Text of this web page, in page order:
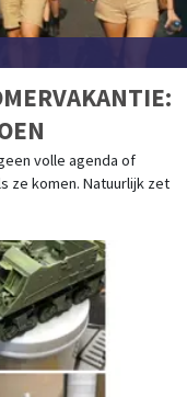
volle agenda of
ze komen. Natuurlijk zet